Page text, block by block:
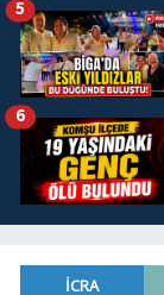
5
6